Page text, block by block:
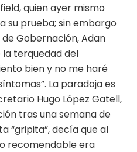
quien ayer mismo
su prueba; sin embargo
Gobernación, Adan
la terquedad del
bien y no me haré
La paradoja es
Hugo López Gatell,
tras una semana de
“gripita”, decía que al
recomendable era